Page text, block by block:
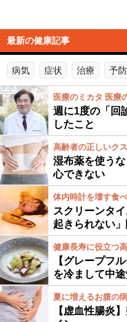
最新の健康記事
病気 症状 治療 予防
医療のミカタ 医療
週に1度の「回
したこと
高齢者の正しいク
湿布薬を使う
心できない
体内時計を壊す食
スクリーンタ
起きられない
健康長寿に役立つ
【グレープフ
を冷まして中
夏に増えるお腹の
【虚血性腸炎